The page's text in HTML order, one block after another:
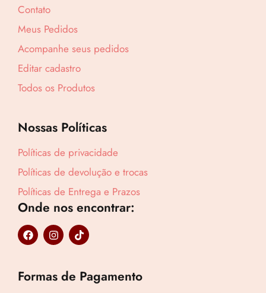
475,49
6x deR$79,25sem juros
Contato
Meus Pedidos
Acompanhe seus pedidos
Editar cadastro
Todos os Produtos
Nossas Políticas
Políticas de privacidade
Políticas de devolução e trocas
Políticas de Entrega e Prazos
Onde nos encontrar:
F
a
o
I
n
g
T
i
o
k
Formas de Pagamento